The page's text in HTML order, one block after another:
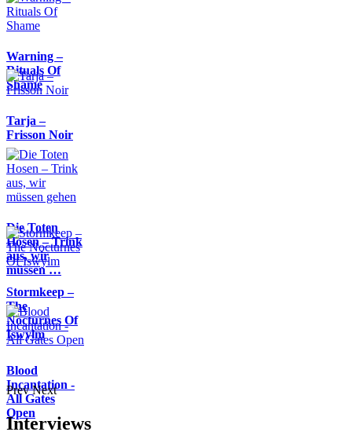
Warning –
Rituals Of
Shame
Tarja –
Frisson Noir
Die Toten
Hosen – Trink
aus, wir
müssen …
Stormkeep –
The
Nocturnes Of
Iswylm
Blood
Incantation -
All Gates
Open
Prev Next
Interviews